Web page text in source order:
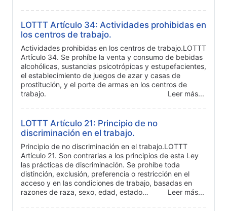
LOTTT Artículo 34: Actividades prohibidas en
los centros de trabajo.
Actividades prohibidas en los centros de trabajo.LOTTT
Artículo 34. Se prohíbe la venta y consumo de bebidas
alcohólicas, sustancias psicotrópicas y estupefacientes,
el establecimiento de juegos de azar y casas de
prostitución, y el porte de armas en los centros de
trabajo.
Leer más...
LOTTT Artículo 21: Principio de no
discriminación en el trabajo.
Principio de no discriminación en el trabajo.LOTTT
Artículo 21. Son contrarias a los principios de esta Ley
las prácticas de discriminación. Se prohíbe toda
distinción, exclusión, preferencia o restricción en el
acceso y en las condiciones de trabajo, basadas en
razones de raza, sexo, edad, estado…
Leer más...